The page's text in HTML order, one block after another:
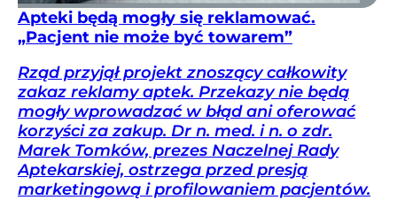
Apteki będą mogły się reklamować.
„Pacjent nie może być towarem”
Rząd przyjął projekt znoszący całkowity
zakaz reklamy aptek. Przekazy nie będą
mogły wprowadzać w błąd ani oferować
korzyści za zakup. Dr n. med. i n. o zdr.
Marek Tomków, prezes Naczelnej Rady
Aptekarskiej, ostrzega przed presją
marketingową i profilowaniem pacjentów.